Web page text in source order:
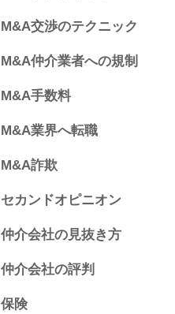
M&A交渉のテクニック
M&A仲介業者への規制
M&A手数料
M&A業界へ転職
M&A詐欺
セカンドオピニオン
仲介会社の見抜き方
仲介会社の評判
保険